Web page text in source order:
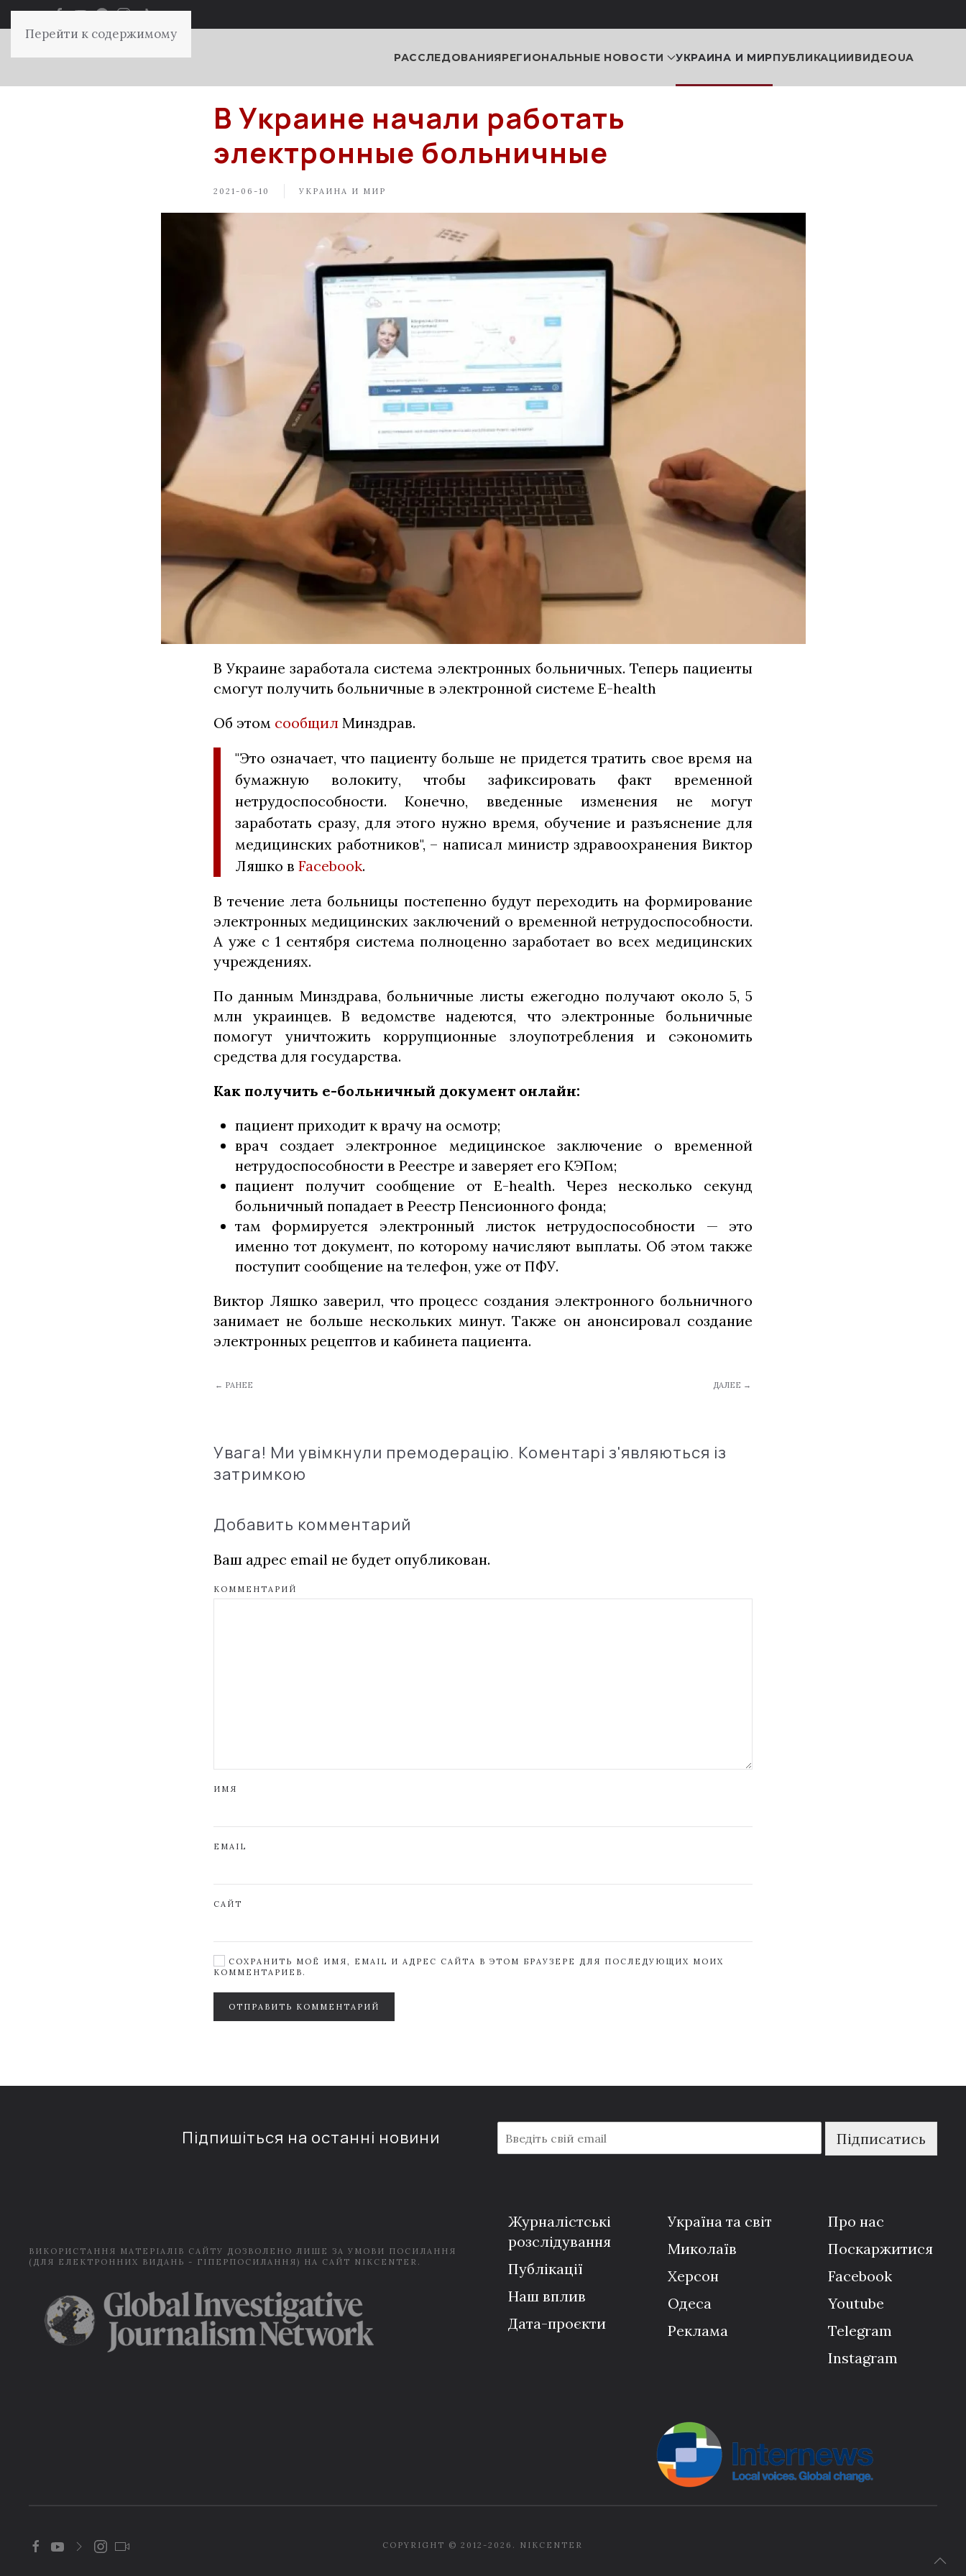
Перейти к содержимому
РАССЛЕДОВАНИЯРЕГИОНАЛЬНЫЕ НОВОСТИ УКРАИНА И МИРПУБЛИКАЦИИВИДЕОUA
В Украине начали работать
электронные больничные
2021-06-10 УКРАИНА И МИР
В Украине заработала система электронных больничных. Теперь пациенты
смогут получить больничные в электронной системе E-health
Об этом сообщил Минздрав.
"Это означает, что пациенту больше не придется тратить свое время на
бумажную волокиту, чтобы зафиксировать факт временной
нетрудоспособности. Конечно, введенные изменения не могут
заработать сразу, для этого нужно время, обучение и разъяснение для
медицинских работников", – написал министр здравоохранения Виктор
Ляшко в Facebook.
В течение лета больницы постепенно будут переходить на формирование
электронных медицинских заключений о временной нетрудоспособности.
А уже с 1 сентября система полноценно заработает во всех медицинских
учреждениях.
По данным Минздрава, больничные листы ежегодно получают около 5, 5
млн украинцев. В ведомстве надеются, что электронные больничные
помогут уничтожить коррупционные злоупотребления и сэкономить
средства для государства.
Как получить е-больничный документ онлайн:
пациент приходит к врачу на осмотр;
врач создает электронное медицинское заключение о временной
нетрудоспособности в Реестре и заверяет его КЭПом;
пациент получит сообщение от E-health. Через несколько секунд
больничный попадает в Реестр Пенсионного фонда;
там формируется электронный листок нетрудоспособности — это
именно тот документ, по которому начисляют выплаты. Об этом также
поступит сообщение на телефон, уже от ПФУ.
Виктор Ляшко заверил, что процесс создания электронного больничного
занимает не больше нескольких минут. Также он анонсировал создание
электронных рецептов и кабинета пациента.
← РАНЕЕ ДАЛЕЕ →
Увага! Ми увімкнули премодерацію. Коментарі з'являються із
затримкою
Добавить комментарий
Ваш адрес email не будет опубликован.
КОММЕНТАРИЙ
ИМЯ
EMAIL
САЙТ
СОХРАНИТЬ МОЁ ИМЯ, EMAIL И АДРЕС САЙТА В ЭТОМ БРАУЗЕРЕ ДЛЯ ПОСЛЕДУЮЩИХ МОИХ
КОММЕНТАРИЕВ.
ОТПРАВИТЬ КОММЕНТАРИЙ
Підпишіться на останні новини
m
a
Підписатись
ВИКОРИСТАННЯ МАТЕРІАЛІВ САЙТУ ДОЗВОЛЕНО ЛИШЕ ЗА УМОВИ ПОСИЛАННЯ
(ДЛЯ ЕЛЕКТРОННИХ ВИДАНЬ - ГІПЕРПОСИЛАННЯ) НА САЙТ NIKCENTER.
Журналістські
розслідування
Публікації
Наш вплив
Дата-проєкти
Україна та світ
Миколаїв
Херсон
Одеса
Реклама
Про нас
Поскаржитися
Facebook
Youtube
Telegram
Instagram
COPYRIGHT © 2012-2026. NIKCENTER